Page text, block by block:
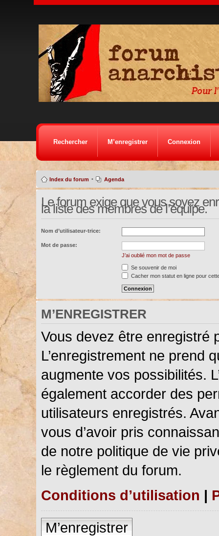
Rechercher M’enregistrer Connexion
Index du forum • Agenda
Le forum exige que vous soyez
la liste des membres de l’équipe.
Nom d’utilisateur-trice:
Mot de passe:
J’ai oublié mon mot de passe
Se souvenir de moi
Cacher mon statut en ligne pour
M’ENREGISTRER
Vous devez être enregistré
L’enregistrement ne prend
augmente vos possibilités.
également accorder des
utilisateurs enregistrés.
vous d’avoir pris
de notre politique de vie
le règlement du forum.
Conditions d’utilisation |
M’enregistrer